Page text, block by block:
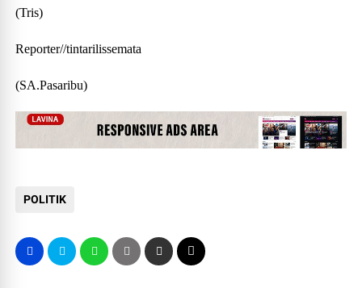
(Tris)
Reporter//tintarilissemata
(SA.Pasaribu)
POLITIK